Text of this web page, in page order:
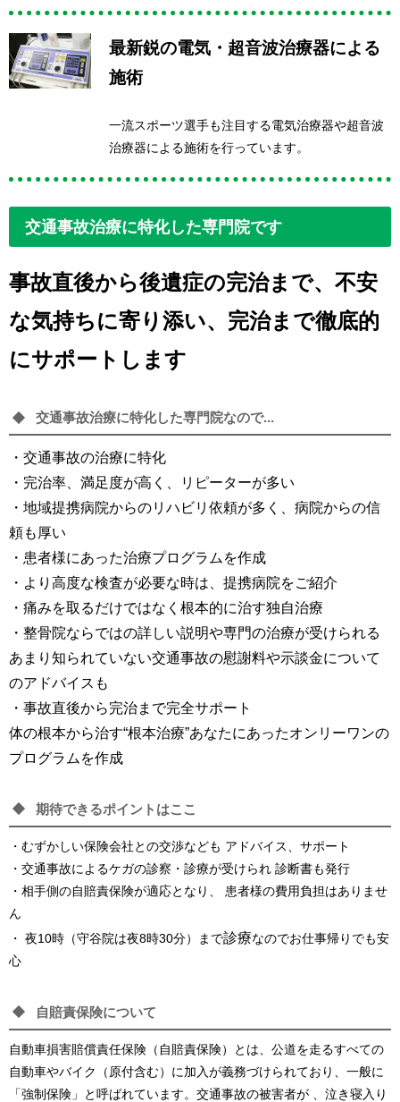
最新鋭の電気・超音波治療器による
施術
一流スポーツ選手も注目する電気治療器や超音波
治療器による施術を行っています。
交通事故治療に特化した専門院です
事故直後から後遺症の完治まで、 不安
な気持ちに寄り添い、完治まで徹底的
にサポートします
交通事故治療に特化した専門院なので...
・交通事故の治療に特化
・完治率、満足度が高く、リピーターが多い
・地域提携病院からのリハビリ依頼が多く、病院からの信
頼も厚い
・患者様にあった治療プログラムを作成
・より高度な検査が必要な時は、提携病院をご紹介
・痛みを取るだけではなく根本的に治す独自治療
・整骨院ならではの詳しい説明や専門の治療が受けられる
あまり知られていない交通事故の慰謝料や示談金について
のアドバイスも
・事故直後から完治まで完全サポート
体の根本から治す“根本治療”あなたにあったオンリーワンの
プログラムを作成
期待できるポイントはここ
・むずかしい保険会社との交渉なども アドバイス、サポート
・交通事故によるケガの診察・診療が受けられ 診断書も発行
・相手側の自賠責保険が適応となり、 患者様の費用負担はありませ
ん
・ 夜10時（守谷院は夜8時30分）まで診療なのでお仕事帰りでも安
心
自賠責保険について
自動車損害賠償責任保険（自賠責保険）とは、公道を走るすべての
自動車やバイク（原付含む）に加入が義務づけられており、一般に
「強制保険」と呼ばれています。交通事故の被害者が 、泣き寝入り